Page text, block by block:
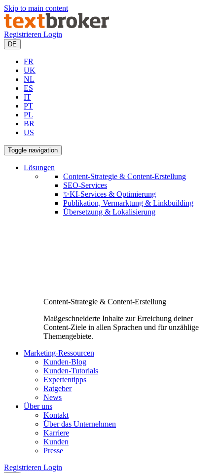
Skip to main content
Registrieren Login
DE
FR
UK
NL
ES
IT
PT
PL
BR
US
Toggle navigation
Lösungen
Content-Strategie & Content-Erstellung
SEO-Services
✨KI-Services & Optimierung
Publikation, Vermarktung & Linkbuilding
Übersetzung & Lokalisierung
Content-Strategie & Content-Erstellung
Maßgeschneiderte Inhalte zur Erreichung deiner
Content-Ziele in allen Sprachen und für unzählige
Themengebiete.
Marketing-Ressourcen
Kunden-Blog
Kunden-Tutorials
Expertentipps
Ratgeber
News
Über uns
Kontakt
Über das Unternehmen
Karriere
Kunden
Presse
Registrieren Login